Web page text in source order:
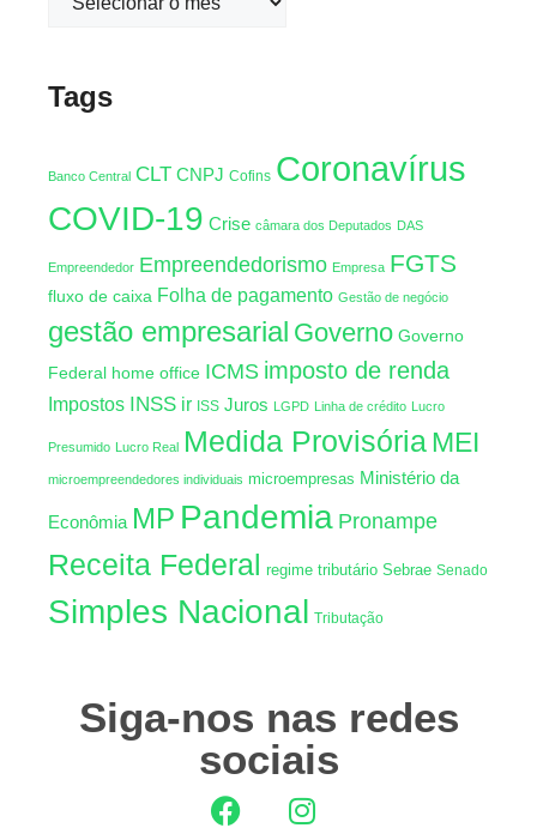
Tags
Banco Central CLT CNPJ Cofins Coronavírus
COVID-19 Crise câmara dos Deputados DAS
Empreendedor Empreendedorismo Empresa FGTS
fluxo de caixa Folha de pagamento Gestão de negócio
gestão empresarial Governo Governo
Federal home office ICMS imposto de renda
Impostos INSS ir ISS Juros LGPD Linha de crédito Lucro
Presumido Lucro Real Medida ProvisóriaMEI
microempreendedores individuais microempresas Ministério da
Econômia MP Pandemia Pronampe
Receita Federal regime tributário Sebrae Senado
Simples Nacional Tributação
Siga-nos nas redes
sociais